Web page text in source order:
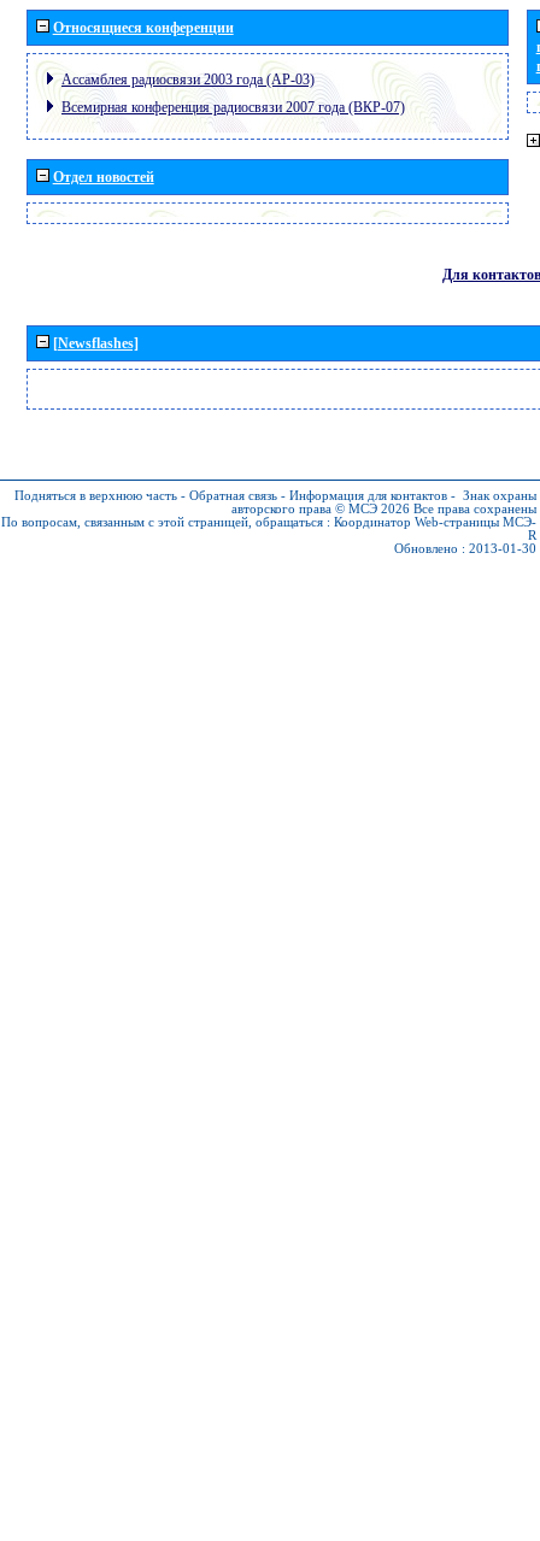
Относящиеся конференции
Ассамблея радиосвязи 2003 года (АР-03)
Всемирная конференция радиосвязи 2007 года (ВКР-07)
Отдел новостей
Для контактов
[Newsflashes]
Подняться в верхнюю часть - Обратная связь - Информация для контактов - Знак охраны
авторского права © МСЭ 2026 Все права сохранены
По вопросам, связанным с этой страницей, обращаться : Координатор Web-страницы МСЭ-
R
Обновлено : 2013-01-30